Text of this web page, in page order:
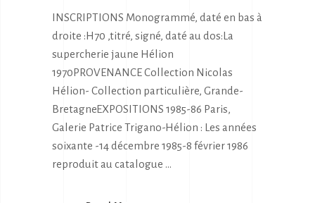
INSCRIPTIONS Monogrammé, daté en bas à
droite :H70 ,titré, signé, daté au dos:La
supercherie jaune Hélion
1970PROVENANCE Collection Nicolas
Hélion- Collection particulière, Grande-
BretagneEXPOSITIONS 1985-86 Paris,
Galerie Patrice Trigano-Hélion : Les années
soixante -14 décembre 1985-8 février 1986
reproduit au catalogue